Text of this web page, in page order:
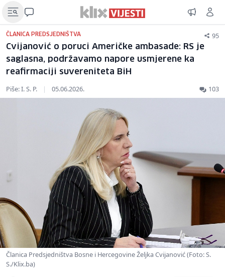
ČLANICA PREDSJEDNIŠTVA 95
Cvijanović o poruci Američke ambasade: RS je
saglasna, podržavamo napore usmjerene ka
reafirmaciji suvereniteta BiH
Piše: I. S. P. | 05.06.2026. 103
Članica Predsjedništva Bosne i Hercegovine Željka Cvijanović (Foto: S.
S./Klix.ba)